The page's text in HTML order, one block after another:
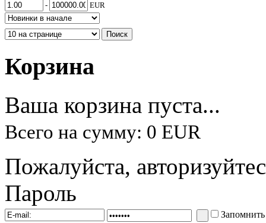
- EUR
Корзина
Ваша корзина пуста...
Всего на сумму: 0 EUR
Пожалуйста,
Пароль